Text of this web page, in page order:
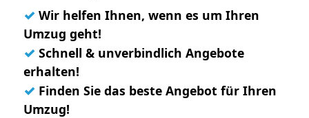
✓ Wir helfen Ihnen, wenn es um Ihren
Umzug geht!
✓ Schnell & unverbindlich Angebote
erhalten!
✓ Finden Sie das beste Angebot für Ihren
Umzug!